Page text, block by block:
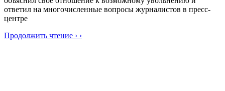
ответил на многочисленные вопросы журналистов в пресс-
центре
Продолжить чтение › ›